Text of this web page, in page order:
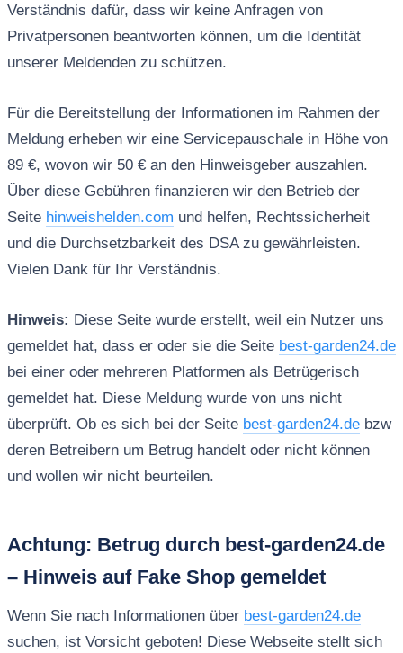
Verständnis dafür, dass wir keine Anfragen von
Privatpersonen beantworten können, um die Identität
unserer Meldenden zu schützen.
Für die Bereitstellung der Informationen im Rahmen der
Meldung erheben wir eine Servicepauschale in Höhe von
89 €, wovon wir 50 € an den Hinweisgeber auszahlen.
Über diese Gebühren finanzieren wir den Betrieb der
Seite hinweishelden.com und helfen, Rechtssicherheit
und die Durchsetzbarkeit des DSA zu gewährleisten.
Vielen Dank für Ihr Verständnis.
Hinweis: Diese Seite wurde erstellt, weil ein Nutzer uns
gemeldet hat, dass er oder sie die Seite best-garden24.de
bei einer oder mehreren Platformen als Betrügerisch
gemeldet hat. Diese Meldung wurde von uns nicht
überprüft. Ob es sich bei der Seite best-garden24.debzw
deren Betreibern um Betrug handelt oder nicht können
und wollen wir nicht beurteilen.
Achtung: Betrug durch best-garden24.de
– Hinweis auf Fake Shop gemeldet
Wenn Sie nach Informationen über best-garden24.de
suchen, ist Vorsicht geboten! Diese Webseite stellt sich